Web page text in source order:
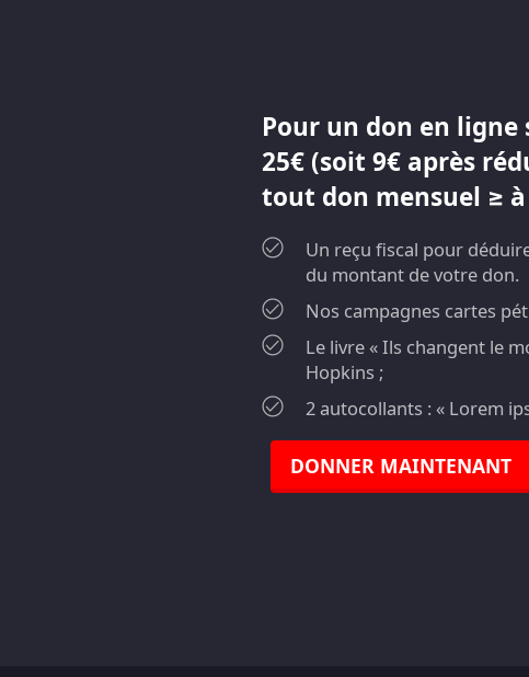
Pour un don en
25€ (soit 9€ après
tout don mensuel ≥ à
Un reçu fiscal pour
du montant de votre don.
Nos campagnes cartes
Le livre « Ils changent le
Hopkins ;
2 autocollants : « Lorem
DONNER MAINTENANT